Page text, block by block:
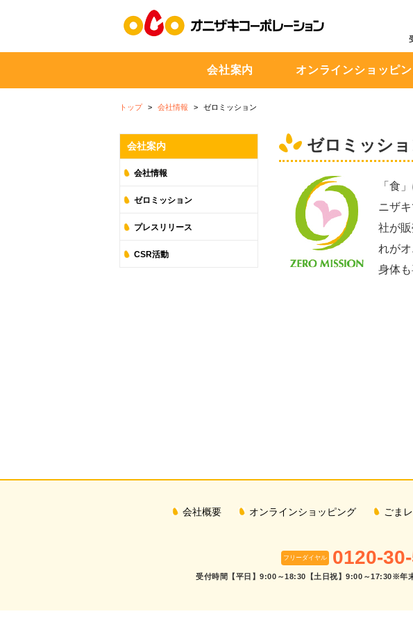
会社案内 オンラインショッピ
トップ 会社情報 ゼロミッション
会社案内
会社情報
ゼロミッション
プレスリリース
CSR活動
ゼロミッシ
「食
ニザ
社が
れが
身体
会社概要 オンラインショッピング ごま
フリーダイヤル 0120-
受付時間【平日】9:00～18:30【土日祝】9:00～17:30※年